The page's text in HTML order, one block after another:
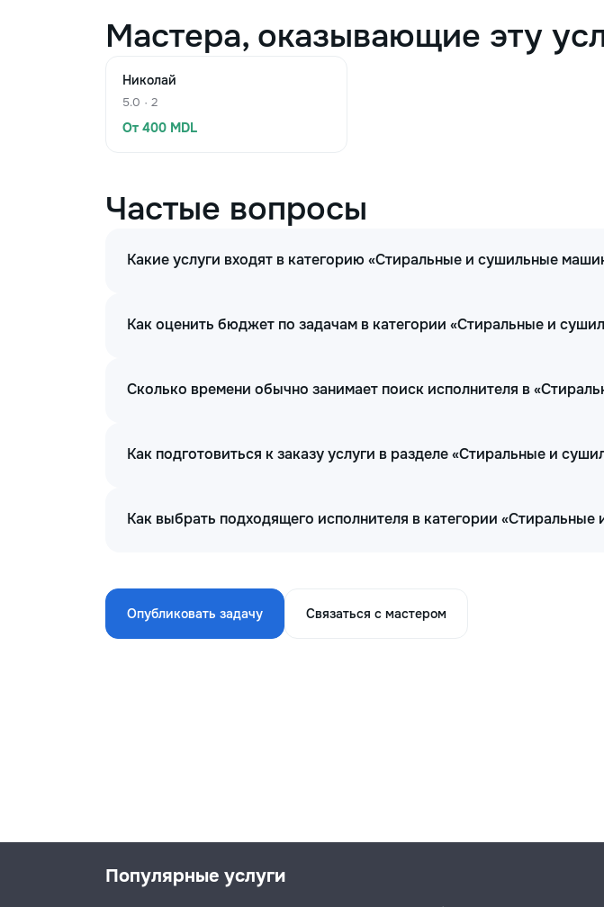
Мастера, оказывающие эту
Николай
5.0 · 2
От 400 MDL
Частые вопросы
Какие услуги входят в категорию «Стиральные и сушильные
Как оценить бюджет по задачам в категории «Стиральные и
Сколько времени обычно занимает поиск исполнителя в
Как подготовиться к заказу услуги в разделе «Стиральные и
Как выбрать подходящего исполнителя в категории
Опубликовать задачу Связаться с мастером
Популярные услуги